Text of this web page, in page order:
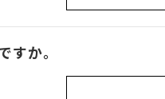
すか。